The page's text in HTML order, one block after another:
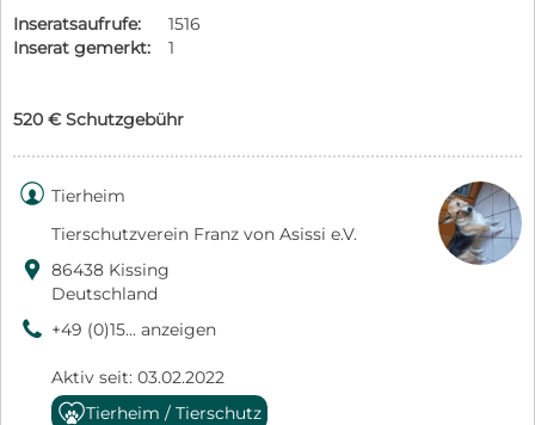
Inseratsaufrufe:
1516
Inserat gemerkt:
1
520 € Schutzgebühr
 Tierheim
Tierschutzverein Franz von Asissi e.V.
 86438 Kissing
Deutschland
9 +49 (0)15... anzeigen
Aktiv seit: 03.02.2022
Tierheim / Tierschutz